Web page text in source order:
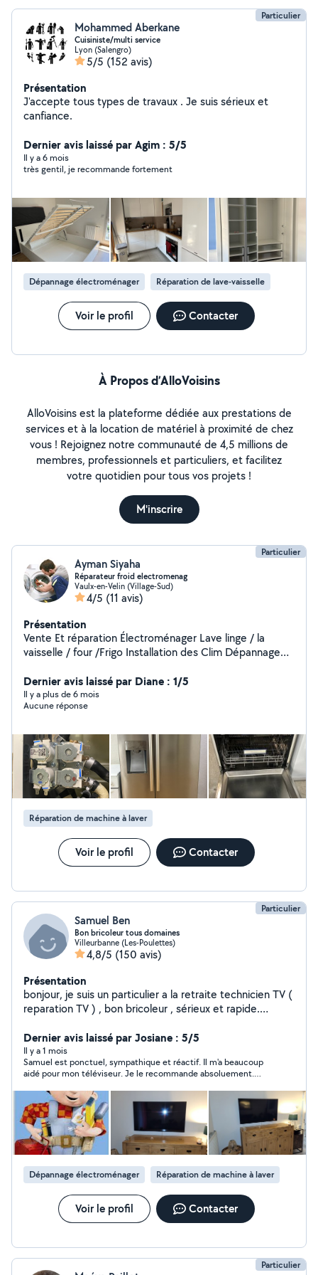
Particulier
Mohammed Aberkane
Cuisiniste/multi service
Lyon (Salengro)
5/5 (152 avis)
Présentation
J'accepte tous types de travaux . Je suis sérieux et
canfiance.
Dernier avis laissé par Agim : 5/5
Il y a 6 mois
très gentil, je recommande fortement
Dépannage électroménager Réparation de lave-vaisselle
Voir le profil Contacter
À Propos d’AlloVoisins
AlloVoisins est la plateforme dédiée aux prestations de
services et à la location de matériel à proximité de chez
vous ! Rejoignez notre communauté de 4,5 millions de
membres, professionnels et particuliers, et facilitez
votre quotidien pour tous vos projets !
M'inscrire
Particulier
Ayman Siyaha
Réparateur froid electromenag
Vaulx-en-Velin (Village-Sud)
4/5 (11 avis)
Présentation
Vente Et réparation Électroménager Lave linge / la
vaisselle / four /Frigo Installation des Clim Dépannage
Dernier avis laissé par Diane : 1/5
Il y a plus de 6 mois
Aucune réponse
Réparation de machine à laver
Voir le profil Contacter
Particulier
Samuel Ben
Bon bricoleur tous domaines
Villeurbanne (Les-Poulettes)
4,8/5 (150 avis)
Présentation
bonjour, je suis un particulier a la retraite technicien TV (
reparation TV ) , bon bricoleur , sérieux et rapide.
Electroménager , et tous travaux d intérieur et extérieur
pose étagère , montage meuble , électricité , réglage
appareil travaux sur mesure . Devis gratuit ( TV par tel )
Dernier avis laissé par Josiane : 5/5
Il y a 1 mois
Samuel est ponctuel, sympathique et réactif. Il m'a beaucoup
aidé pour mon téléviseur. Je le recommande absoluement.
Dépannage électroménager Réparation de machine à laver
Voir le profil Contacter
Particulier